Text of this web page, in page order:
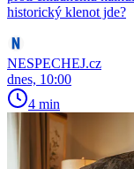
historický klenot jde?
NESPECHEJ.cz
dnes, 10:00
4 min